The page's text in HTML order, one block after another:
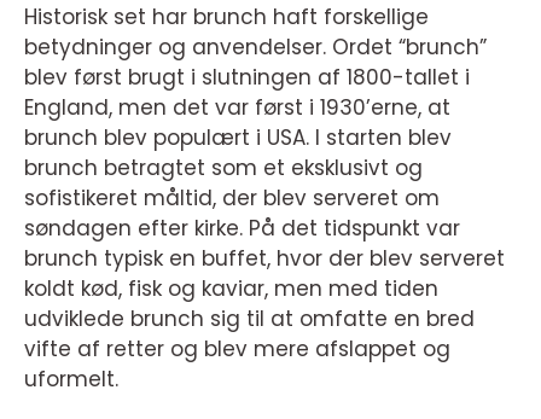
Historisk set har brunch haft forskellige
betydninger og anvendelser. Ordet “brunch”
blev først brugt i slutningen af 1800-tallet i
England, men det var først i 1930’erne, at
brunch blev populært i USA. I starten blev
brunch betragtet som et eksklusivt og
sofistikeret måltid, der blev serveret om
søndagen efter kirke. På det tidspunkt var
brunch typisk en buffet, hvor der blev serveret
koldt kød, fisk og kaviar, men med tiden
udviklede brunch sig til at omfatte en bred
vifte af retter og blev mere afslappet og
uformelt.